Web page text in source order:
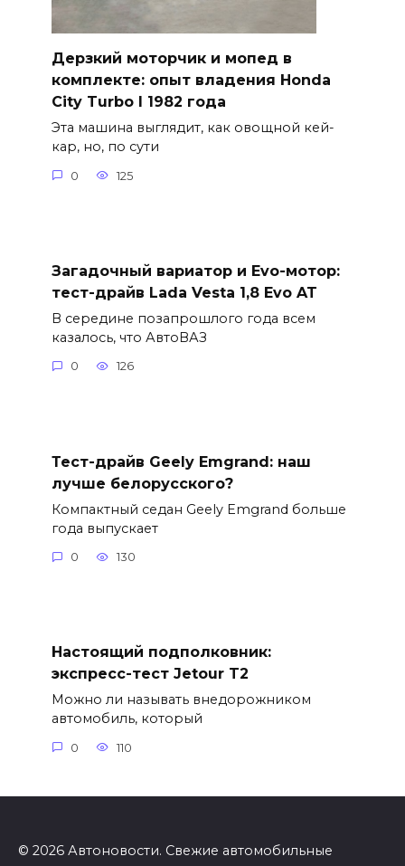
Дерзкий моторчик и мопед в
комплекте: опыт владения Honda
City Turbo I 1982 года
Эта машина выглядит, как овощной кей-
кар, но, по сути
0 125
Загадочный вариатор и Evo-мотор:
тест-драйв Lada Vesta 1,8 Evo AT
В середине позапрошлого года всем
казалось, что АвтоВАЗ
0 126
Тест-драйв Geely Emgrand: наш
лучше белорусского?
Компактный седан Geely Emgrand больше
года выпускает
0 130
Настоящий подполковник:
экспресс-тест Jetour T2
Можно ли называть внедорожником
автомобиль, который
0 110
© 2026 Автоновости. Свежие автомобильные